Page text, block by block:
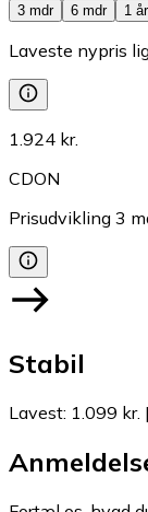
3 mdr
6 mdr 1 år
Laveste nypris
1.924 kr.
CDON
Prisudvikling 3
Stabil
Lavest: 1.099 kr. |